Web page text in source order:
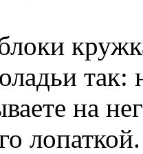
так:
на